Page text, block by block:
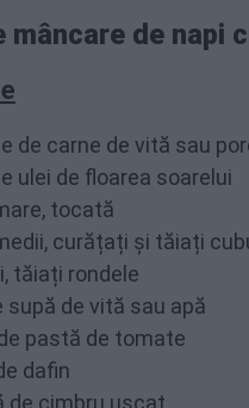
mâncare de napi
de carne de vită sau
ulei de floarea soarelui
tocată
curățați și tăiați
tăiați rondele
supă de vită sau apă
pastă de tomate
dafin
de cimbru uscat